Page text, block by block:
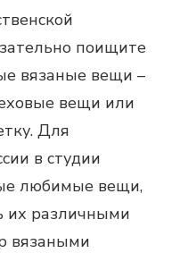
поищите
вязаные вещи –
вещи или
Для
в студии
любимые вещи,
их различными
вязаными